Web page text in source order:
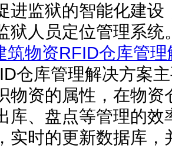
进监狱的智能化建
狱人员定位管理系统
筑物资RFID仓库管
仓库管理解决方案
物资的属性，在物
库、盘点等管理的
实时的更新数据库